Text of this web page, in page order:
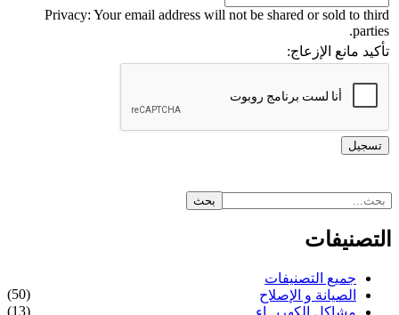
Privacy: Your email address will not be shared or sold to third
parties.
تأكيد مانع الإزعاج:
التصنيفات
جميع التصنيفات
الصيانة و الإصلاح
(50)
(13)